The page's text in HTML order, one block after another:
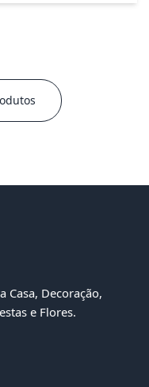
Casa, Decoração,
e Flores.